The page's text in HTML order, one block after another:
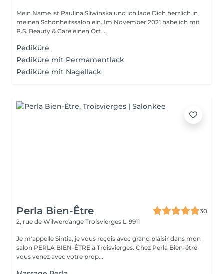
Mein Name ist Paulina Sliwinska und ich lade Dich herzlich in
meinen Schönheitssalon ein. Im November 2021 habe ich mit
P.S. Beauty & Care einen Ort ...
Pediküre
Pediküre mit Permamentlack
Pediküre mit Nagellack
Perla Bien-Être
30
2, rue de Wilwerdange Troisvierges L-9911
Je m'appelle Sintia, je vous reçois avec grand plaisir dans mon
salon PERLA BIEN-ÊTRE à Troisvierges. Chez Perla Bien-être
vous venez avec votre prop...